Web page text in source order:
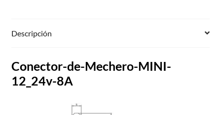
Descripción
Conector-de-Mechero-MINI-
12_24v-8A